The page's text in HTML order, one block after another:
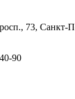
73, Санкт-
90